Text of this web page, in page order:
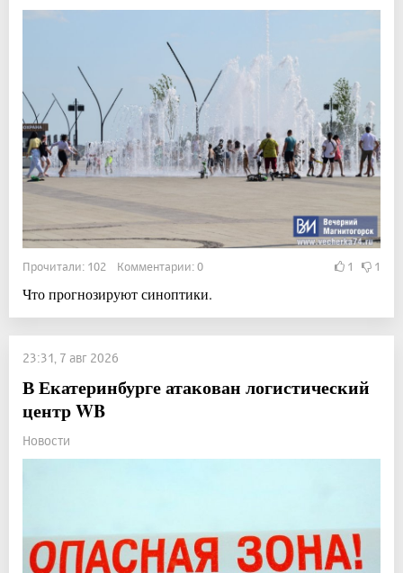
Прочитали: 102 Комментарии: 0 1 1
Что прогнозируют синоптики.
23:31, 7 авг 2026
В Екатеринбурге атакован логистический
центр WB
Новости